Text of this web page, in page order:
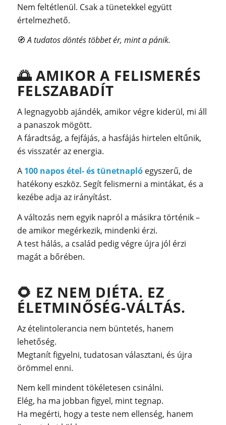
Nem feltétlenül. Csak a tünetekkel együtt
értelmezhető.
🧭A tudatos döntés többet ér, mint a pánik.
🌅AMIKOR A FELISMERÉS
FELSZABADÍT
A legnagyobb ajándék, amikor végre kiderül, mi áll
a panaszok mögött.
A fáradtság, a fejfájás, a hasfájás hirtelen eltűnik,
és visszatér az energia.
A 100 napos étel- és tünetnaplóegyszerű, de
hatékony eszköz. Segít felismerni a mintákat, és a
kezébe adja az irányítást.
A változás nem egyik napról a másikra történik –
de amikor megérkezik, mindenki érzi.
A test hálás, a család pedig végre újra jól érzi
magát a bőrében.
🌻 EZ NEM DIÉTA. EZ
ÉLETMINŐSÉG-VÁLTÁS.
Az ételintolerancia nem büntetés, hanem
lehetőség.
Megtanít figyelni, tudatosan választani, és újra
örömmel enni.
Nem kell mindent tökéletesen csinálni.
Elég, ha ma jobban figyel, mint tegnap.
Ha megérti, hogy a teste nem ellenség, hanem